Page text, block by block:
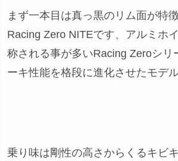
まず一本目は真っ黒のリム面が特
Racing Zero NITEです、アルミホ
称される事が多いRacing Zeroシリ
ーキ性能を格段に進化させたモデ
乗り味は剛性の高さからくるキビ